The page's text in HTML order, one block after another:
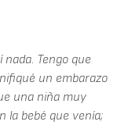
Tengo que
un embarazo
una niña muy
la bebé que venía;